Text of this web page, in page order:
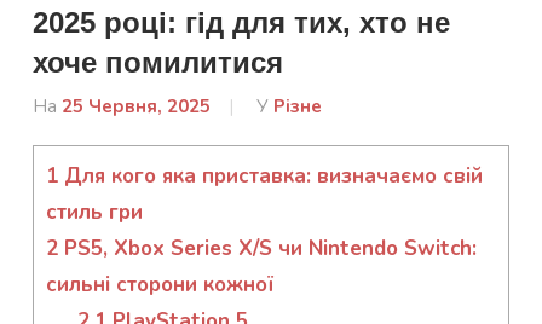
2025 році: гід для тих, хто не
хоче помилитися
На 25 Червня, 2025
Від
Ковальчук
Аліна
У Різне
1 Для кого яка приставка: визначаємо свій
стиль гри
2 PS5, Xbox Series X/S чи Nintendo Switch:
сильні сторони кожної